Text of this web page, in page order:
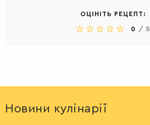
ОЦІНІТЬ РЕЦЕПТ:
0 / 5
Новини кулінарії